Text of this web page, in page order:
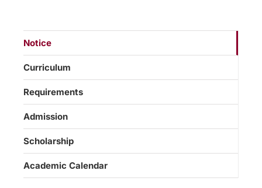
Notice
Curriculum
Requirements
Admission
Scholarship
Academic Calendar